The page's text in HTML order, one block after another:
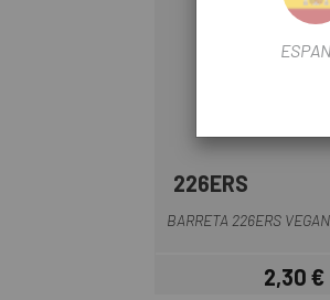
226ERS
BARRETA 226ERS
Preu
2,30 €